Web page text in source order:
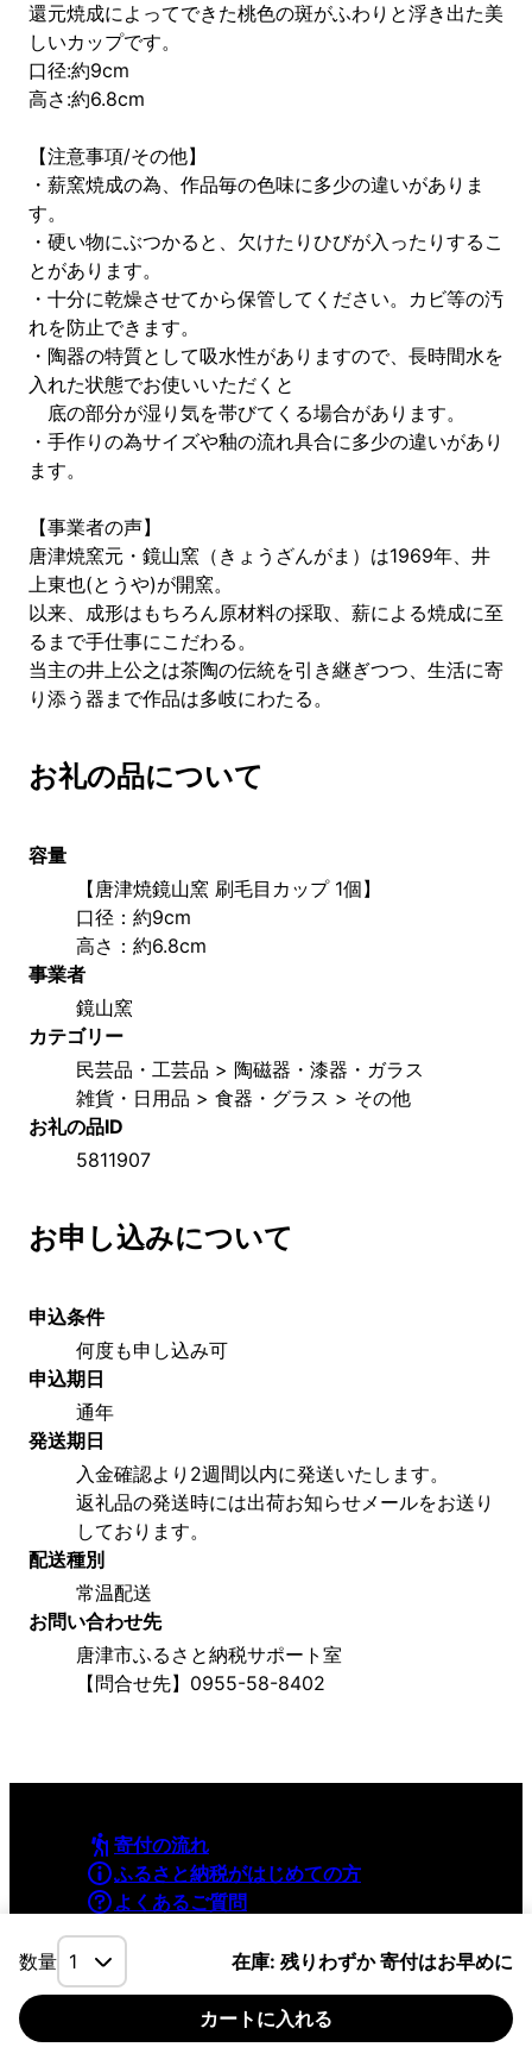
数量 在庫: 残りわずか 寄付はお早めに
カートに入れる
還元焼成によってできた桃色の斑がふわりと浮き出た美
しいカップです。
口径:約9cm
高さ:約6.8cm
【注意事項/その他】
・薪窯焼成の為、作品毎の色味に多少の違いがありま
す。
・硬い物にぶつかると、欠けたりひびが入ったりするこ
とがあります。
・十分に乾燥させてから保管してください。カビ等の汚
れを防止できます。
・陶器の特質として吸水性がありますので、長時間水を
入れた状態でお使いいただくと
底の部分が湿り気を帯びてくる場合があります。
・手作りの為サイズや釉の流れ具合に多少の違いがあり
ます。
【事業者の声】
唐津焼窯元・鏡山窯（きょうざんがま）は1969年、井
上東也(とうや)が開窯。
以来、成形はもちろん原材料の採取、薪による焼成に至
るまで手仕事にこだわる。
当主の井上公之は茶陶の伝統を引き継ぎつつ、生活に寄
り添う器まで作品は多岐にわたる。
お礼の品について
容量
【唐津焼鏡山窯 刷毛目カップ 1個】
口径：約9cm
高さ：約6.8cm
事業者
鏡山窯
カテゴリー
民芸品・工芸品 > 陶磁器・漆器・ガラス
雑貨・日用品 > 食器・グラス > その他
お礼の品ID
5811907
お申し込みについて
申込条件
何度も申し込み可
申込期日
通年
発送期日
入金確認より2週間以内に発送いたします。
返礼品の発送時には出荷お知らせメールをお送り
しております。
配送種別
常温配送
お問い合わせ先
唐津市ふるさと納税サポート室
【問合せ先】0955-58-8402
寄付の流れ
ふるさと納税がはじめての方
よくあるご質問
利用規約
プライバシーポリシー
©YAMAPInc. ALL RIGHTS RESERVED.